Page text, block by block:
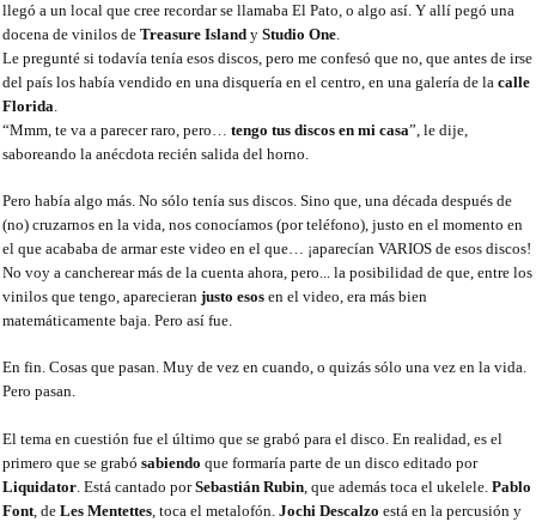
llegó a un local que cree recordar se llamaba El Pato, o algo así. Y allí pegó una
docena de vinilos de Treasure Island y Studio One.
Le pregunté si todavía tenía esos discos, pero me confesó que no, que antes de irse
del país los había vendido en una disquería en el centro, en una galería de la calle
Florida.
“Mmm, te va a parecer raro, pero… tengo tus discos en mi casa”, le dije,
saboreando la anécdota recién salida del horno.
Pero había algo más. No sólo tenía sus discos. Sino que, una década después de
(no) cruzarnos en la vida, nos conocíamos (por teléfono), justo en el momento en
el que acababa de armar este video en el que… ¡aparecían VARIOS de esos discos!
No voy a cancherear más de la cuenta ahora, pero... la posibilidad de que, entre los
vinilos que tengo, aparecieran justo esos en el video, era más bien
matemáticamente baja. Pero así fue.
En fin. Cosas que pasan. Muy de vez en cuando, o quizás sólo una vez en la vida.
Pero pasan.
El tema en cuestión fue el último que se grabó para el disco. En realidad, es el
primero que se grabó sabiendo que formaría parte de un disco editado por
Liquidator. Está cantado porSebastián Rubin, que además toca el ukelele. Pablo
Font, de Les Mentettes, toca el metalofón. Jochi Descalzo está en la percusión y